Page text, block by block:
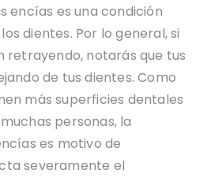
encías es una condición
dientes. Por lo general, si
retrayendo, notarás que tus
de tus dientes. Como
más superficies dentales
personas, la
es motivo de
severamente el